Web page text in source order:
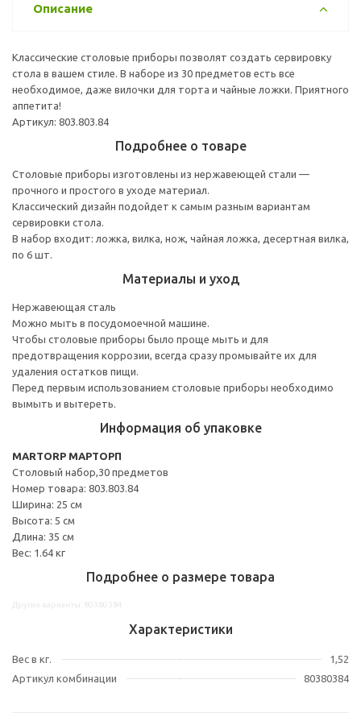
Описание
Классические столовые приборы позволят создать сервировку
стола в вашем стиле. В наборе из 30 предметов есть все
необходимое, даже вилочки для торта и чайные ложки. Приятного
аппетита!
Артикул: 803.803.84
Подробнее о товаре
Столовые приборы изготовлены из нержавеющей стали —
прочного и простого в уходе материал.
Классический дизайн подойдет к самым разным вариантам
сервировки стола.
В набор входит: ложка, вилка, нож, чайная ложка, десертная вилка,
по 6 шт.
Материалы и уход
Нержавеющая сталь
Можно мыть в посудомоечной машине.
Чтобы столовые приборы было проще мыть и для
предотвращения коррозии, всегда сразу промывайте их для
удаления остатков пищи.
Перед первым использованием столовые приборы необходимо
вымыть и вытереть.
Информация об упаковке
MARTORP МАРТОРП
Столовый набор,30 предметов
Номер товара: 803.803.84
Ширина: 25 см
Высота: 5 см
Длина: 35 см
Вес: 1.64 кг
Подробнее о размере товара
Характеристики
Вес в кг.
1,52
Артикул комбинации
80380384